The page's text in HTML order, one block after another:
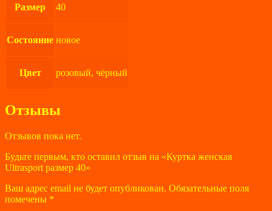
Размер 40
Состояние новое
Цвет розовый, чёрный
Отзывы
Отзывов пока нет.
Будьте первым, кто оставил отзыв на «Куртка женская
Ultrasport размер 40»
Ваш адрес email не будет опубликован. Обязательные поля
помечены *